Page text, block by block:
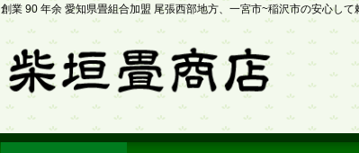
創業 90 年余 愛知県畳組合加盟 尾張西部地方、一宮市~稲沢市の安心して